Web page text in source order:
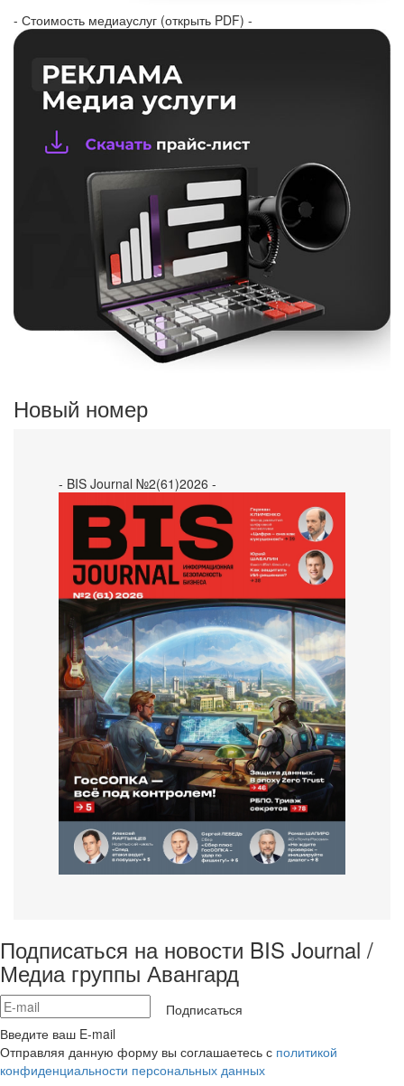
- Стоимость медиауслуг (открыть PDF) -
Новый номер
- BIS Journal №2(61)2026 -
Подписаться на новости BIS Journal /
Медиа группы Авангард
Подписаться
Введите ваш E-mail
Отправляя данную форму вы соглашаетесь с политикой
конфиденциальности персональных данных